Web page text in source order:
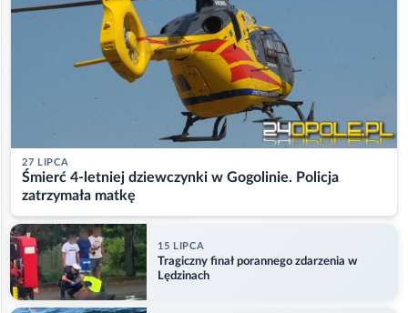
27 LIPCA
Śmierć 4-letniej dziewczynki w Gogolinie. Policja
zatrzymała matkę
15 LIPCA
Tragiczny finał porannego zdarzenia w
Lędzinach